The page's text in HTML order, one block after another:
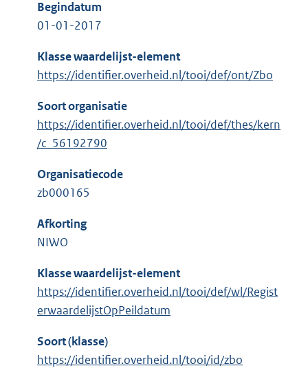
Begindatum
01-01-2017
Klasse waardelijst-element
https://identifier.overheid.nl/tooi/def/ont/Zbo
Soort organisatie
https://identifier.overheid.nl/tooi/def/thes/kern
/c_56192790
Organisatiecode
zb000165
Afkorting
NIWO
Klasse waardelijst-element
https://identifier.overheid.nl/tooi/def/wl/Regist
erwaardelijstOpPeildatum
Soort (klasse)
https://identifier.overheid.nl/tooi/id/zbo